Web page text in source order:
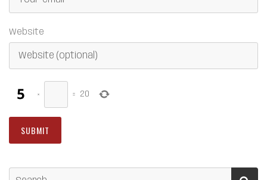
Website
× = 20